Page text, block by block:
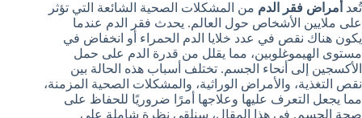
تُعد أمراض فقر الدم من المشكلات الصحية الشائعة التي تؤثر
على ملايين الأشخاص حول العالم. يحدث فقر الدم عندما
يكون هناك نقص في عدد خلايا الدم الحمراء أو انخفاض في
مستوى الهيموغلوبين، مما يقلل من قدرة الدم على حمل
الأكسجين إلى أنحاء الجسم. تختلف أسباب هذه الحالة بين
نقص التغذية، والأمراض الوراثية، والمشكلات الصحية المزمنة،
مما يجعل التعرف عليها وعلاجها أمرًا ضروريًا للحفاظ على
صحة الجسم. في هذا المقال، سنلقي نظرة شاملة على